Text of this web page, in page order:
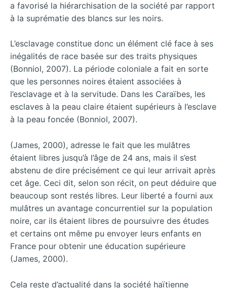
a favorisé la hiérarchisation de la société par rapport
à la suprématie des blancs sur les noirs.
L’esclavage constitue donc un élément clé face à ses
inégalités de race basée sur des traits physiques
(Bonniol, 2007). La période coloniale a fait en sorte
que les personnes noires étaient associées à
l’esclavage et à la servitude. Dans les Caraïbes, les
esclaves à la peau claire étaient supérieurs à l’esclave
à la peau foncée (Bonniol, 2007).
(James, 2000), adresse le fait que les mulâtres
étaient libres jusqu’à l’âge de 24 ans, mais il s’est
abstenu de dire précisément ce qui leur arrivait après
cet âge. Ceci dit, selon son récit, on peut déduire que
beaucoup sont restés libres. Leur liberté a fourni aux
mulâtres un avantage concurrentiel sur la population
noire, car ils étaient libres de poursuivre des études
et certains ont même pu envoyer leurs enfants en
France pour obtenir une éducation supérieure
(James, 2000).
Cela reste d’actualité dans la société haïtienne